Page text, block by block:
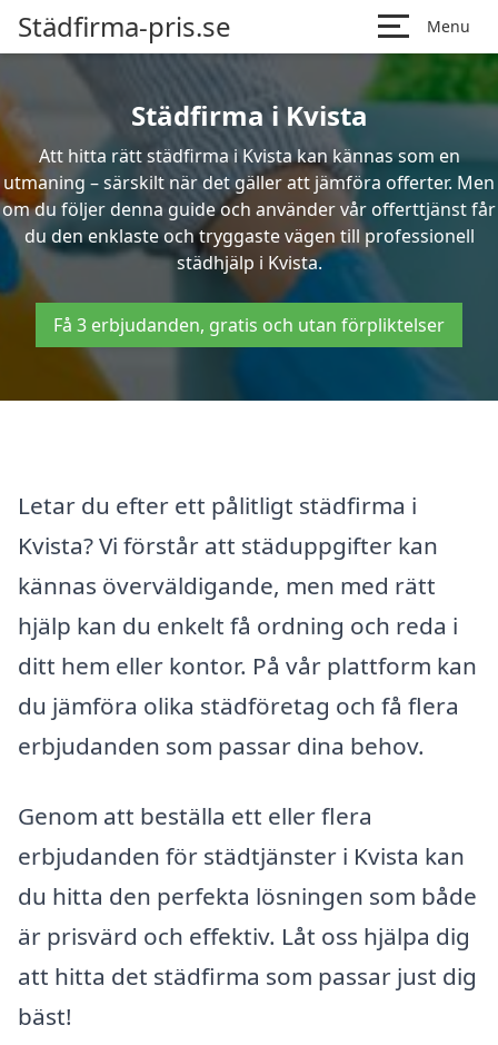
Städfirma-pris.se Menu
Städfirma i Kvista
Att hitta rätt städfirma i Kvista kan kännas som en
utmaning – särskilt när det gäller att jämföra offerter. Men
om du följer denna guide och använder vår offerttjänst får
du den enklaste och tryggaste vägen till professionell
städhjälp i Kvista.
Få 3 erbjudanden, gratis och utan förpliktelser
Letar du efter ett pålitligt städfirma i
Kvista? Vi förstår att städuppgifter kan
kännas överväldigande, men med rätt
hjälp kan du enkelt få ordning och reda i
ditt hem eller kontor. På vår plattform kan
du jämföra olika städföretag och få flera
erbjudanden som passar dina behov.
Genom att beställa ett eller flera
erbjudanden för städtjänster i Kvista kan
du hitta den perfekta lösningen som både
är prisvärd och effektiv. Låt oss hjälpa dig
att hitta det städfirma som passar just dig
bäst!